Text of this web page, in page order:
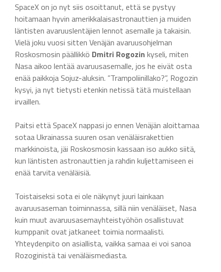
SpaceX on jo nyt siis osoittanut, että se pystyy
hoitamaan hyvin amerikkalaisastronauttien ja muiden
läntisten avaruuslentäjien lennot asemalle ja takaisin.
Vielä joku vuosi sitten Venäjän avaruusohjelman
Roskosmosin päällikkö Dmitri Rogozin kyseli, miten
Nasa aikoo lentää avaruusasemalle, jos he eivät osta
enää paikkoja Sojuz-aluksin. ”Trampoliinillako?”, Rogozin
kysyi, ja nyt tietysti etenkin netissä tätä muistellaan
irvaillen.
Paitsi että SpaceX nappasi jo ennen Venäjän aloittamaa
sotaa Ukrainassa suuren osan venäläisrakettien
markkinoista, jäi Roskosmosin kassaan iso aukko siitä,
kun läntisten astronauttien ja rahdin kuljettamiseen ei
enää tarvita venäläisiä.
Toistaiseksi sota ei ole näkynyt juuri lainkaan
avaruusaseman toiminnassa, sillä niin venäläiset, Nasa
kuin muut avaruusasemayhteistyöhön osallistuvat
kumppanit ovat jatkaneet toimia normaalisti.
Yhteydenpito on asiallista, vaikka samaa ei voi sanoa
Rozoginistä tai venäläismediasta.